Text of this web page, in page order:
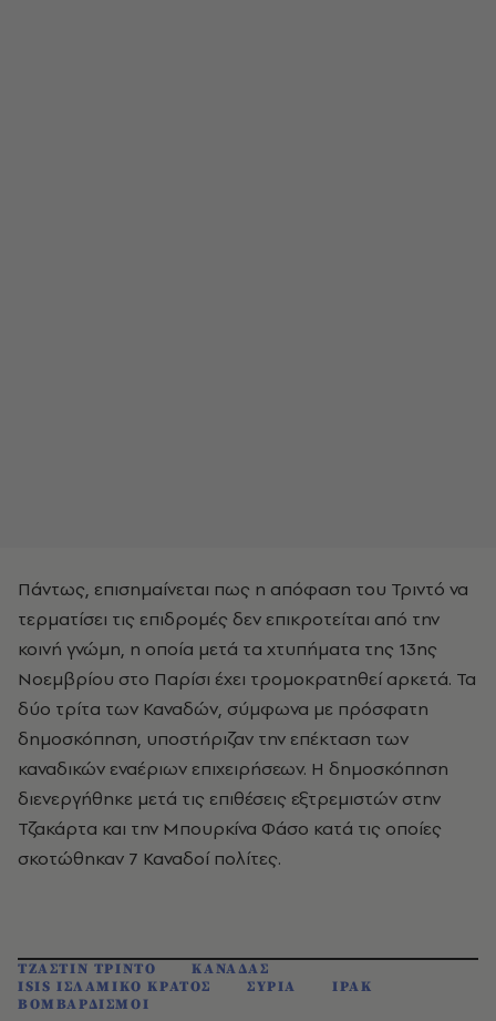
Πάντως, επισημαίνεται πως η απόφαση του Τριντό να
τερματίσει τις επιδρομές δεν επικροτείται από την
κοινή γνώμη, η οποία μετά τα χτυπήματα της 13ης
Νοεμβρίου στο Παρίσι έχει τρομοκρατηθεί αρκετά. Τα
δύο τρίτα των Καναδών, σύμφωνα με πρόσφατη
δημοσκόπηση, υποστήριζαν την επέκταση των
καναδικών εναέριων επιχειρήσεων. Η δημοσκόπηση
διενεργήθηκε μετά τις επιθέσεις εξτρεμιστών στην
Τζακάρτα και την Μπουρκίνα Φάσο κατά τις οποίες
σκοτώθηκαν 7 Καναδοί πολίτες.
ΤΖΑΣΤΙΝ ΤΡΙΝΤΟ
ΚΑΝΑΔΑΣ
ISIS ΙΣΛΑΜΙΚΟ ΚΡΑΤΟΣ
ΣΥΡΙΑ
ΙΡΑΚ
ΒΟΜΒΑΡΔΙΣΜΟΙ